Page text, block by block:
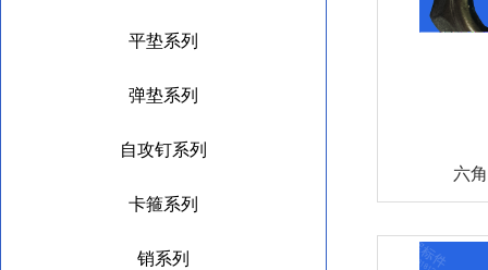
平垫系列
弹垫系列
自攻钉系列
卡箍系列
销系列
六